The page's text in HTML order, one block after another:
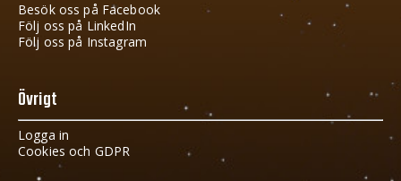
Besök oss på Facebook
Följ oss på LinkedIn
Följ oss på Instagram
Övrigt
Logga in
Cookies och GDPR